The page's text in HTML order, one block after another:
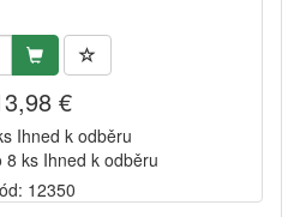
€
Ihned k odběru
8 ks Ihned k odběru
12350